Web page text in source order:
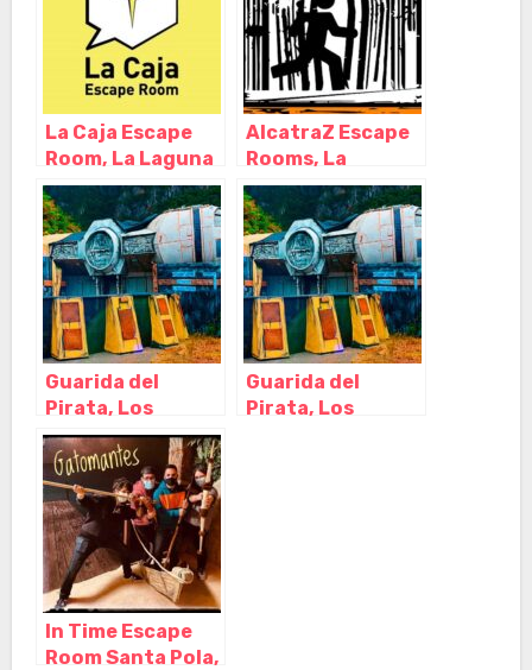
La Caja Escape
Room, La Laguna
– Santa Cruz de
Tenerife
AlcatraZ Escape
Rooms, La
Laguna – Santa
Cruz de Tenerife
Guarida del
Pirata, Los
Realejos – Santa
Cruz de Tenerife
Guarida del
Pirata, Los
In Time Escape
Room Santa Pola,